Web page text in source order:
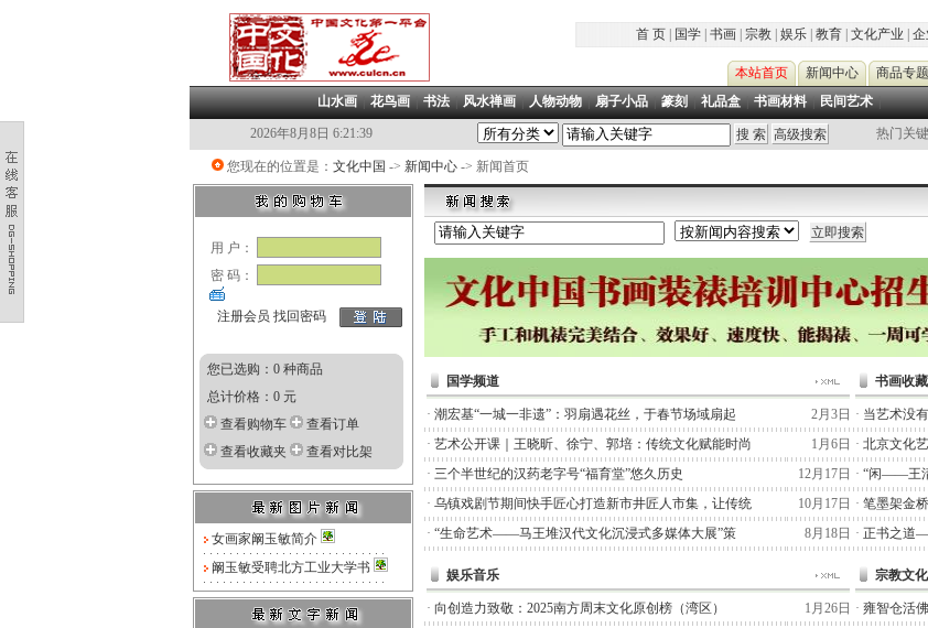
首 页| 国学| 书画| 宗教| 娱乐| 教育| 文化产业 企
本站首页 新闻中心 商品专题
山水画|花鸟画|书法|风水禅画|人物动物|扇子小品|篆刻 |礼品盒|书画材料|民间艺术|
2026年8月8日 6:21:40 热门关
您现在的位置是： 文化中国 -> 新闻中心 -> 新闻首页
用 户：
密 码：
注册会员 找回密码
您已选购：0 种商品
总计价格：0 元
查看购物车
查看订单
查看收藏夹
查看对比架
女画家阚玉敏简介
阚玉敏受聘北方工业大学书
国学频道
· 潮宏基“一城一非遗”：羽扇遇花丝，于春节场域扇起
2月3日
· 艺术公开课｜王晓昕、徐宁、郭培：传统文化赋能时尚
1月6日
· 三个半世纪的汉药老字号“福育堂”悠久历史
12月17日
· 乌镇戏剧节期间快手匠心打造新市井匠人市集，让传统
10月17日
· “生命艺术——马王堆汉代文化沉浸式多媒体大展”策 8月18日
书画收藏
· 当艺术没
· 北京文化
· “闲——王
· 笔墨架金
· 正书之道
娱乐音乐
· 向创造力致敬：2025南方周末文化原创榜（湾区）
1月26日
宗教文化
· 雍智仓活